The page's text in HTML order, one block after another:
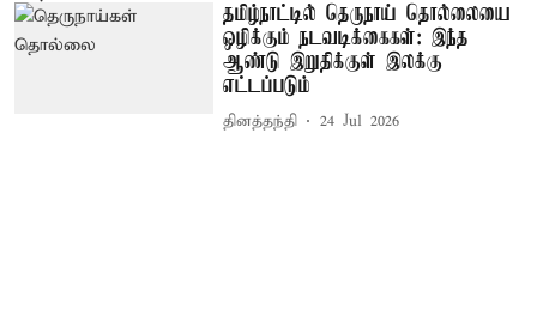
தமிழ்நாட்டில் தெருநாய் தொல்லையை
ஒழிக்கும் நடவடிக்கைகள்: இந்த
ஆண்டு இறுதிக்குள் இலக்கு
எட்டப்படும்
தினத்தந்தி 24 Jul 2026